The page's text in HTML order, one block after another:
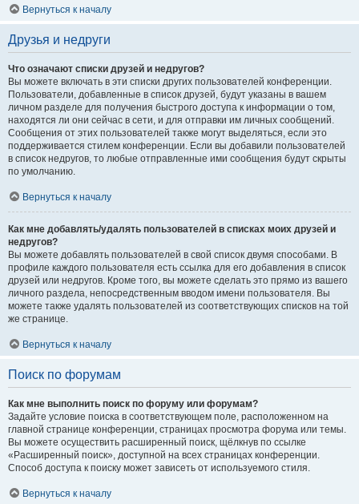
Вернуться к началу
Друзья и недруги
Что означают списки друзей и недругов?
Вы можете включать в эти списки других пользователей конференции.
Пользователи, добавленные в список друзей, будут указаны в вашем
личном разделе для получения быстрого доступа к информации о том,
находятся ли они сейчас в сети, и для отправки им личных сообщений.
Сообщения от этих пользователей также могут выделяться, если это
поддерживается стилем конференции. Если вы добавили пользователей
в список недругов, то любые отправленные ими сообщения будут скрыты
по умолчанию.
Вернуться к началу
Как мне добавлять/удалять пользователей в списках моих друзей и
недругов?
Вы можете добавлять пользователей в свой список двумя способами. В
профиле каждого пользователя есть ссылка для его добавления в список
друзей или недругов. Кроме того, вы можете сделать это прямо из вашего
личного раздела, непосредственным вводом имени пользователя. Вы
можете также удалять пользователей из соответствующих списков на той
же странице.
Вернуться к началу
Поиск по форумам
Как мне выполнить поиск по форуму или форумам?
Задайте условие поиска в соответствующем поле, расположенном на
главной странице конференции, страницах просмотра форума или темы.
Вы можете осуществить расширенный поиск, щёлкнув по ссылке
«Расширенный поиск», доступной на всех страницах конференции.
Способ доступа к поиску может зависеть от используемого стиля.
Вернуться к началу